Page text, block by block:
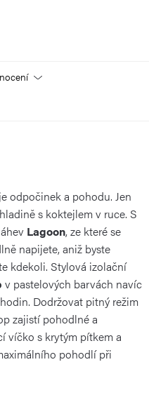
odpočinek a pohodu. Jen
s koktejlem v ruce. S
Lagoon, ze které se
napijete, aniž byste
kdekoli. Stylová izolační
v pastelových barvách navíc
Dodržovat pitný režim
zajistí pohodlné a
víčko s krytým pítkem a
pohodlí při